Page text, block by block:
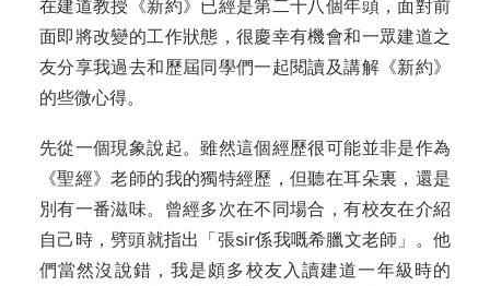
在建道教授《新約》已經是第二十八個年頭，面對前
面即將改變的工作狀態，很慶幸有機會和一眾建道之
友分享我過去和歷屆同學們一起閱讀及講解《新約》
的些微心得。
先從一個現象說起。雖然這個經歷很可能並非是作為
《聖經》老師的我的獨特經歷，但聽在耳朵裏，還是
別有一番滋味。曾經多次在不同場合，有校友在介紹
自己時，劈頭就指出「張sir係我嘅希臘文老師」。他
們當然沒說錯，我是頗多校友入讀建道一年級時的